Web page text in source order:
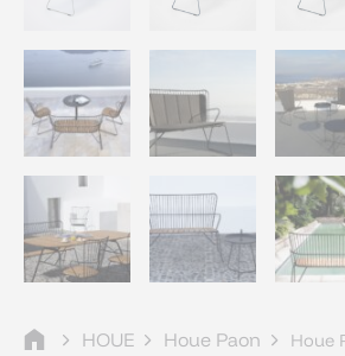
HOUE Houe Paon Houe